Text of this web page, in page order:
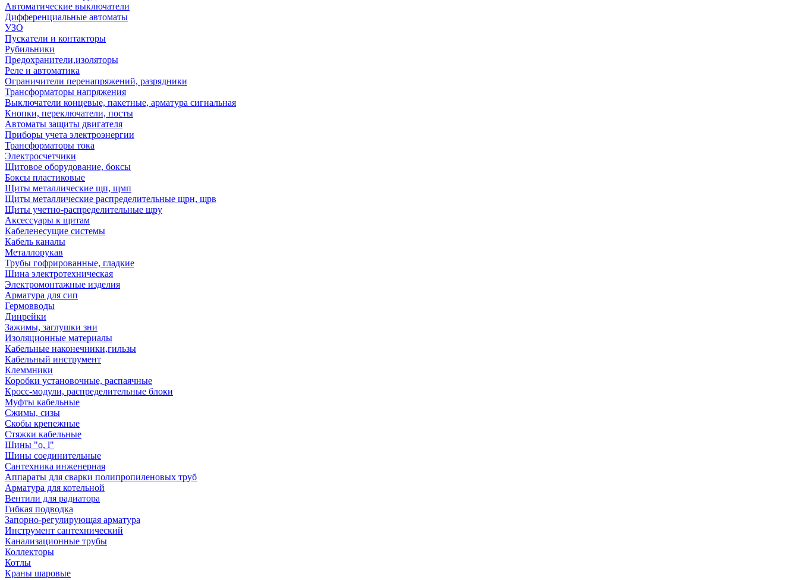
Автоматические выключатели
Дифференциальные автоматы
УЗО
Пускатели и контакторы
Рубильники
Предохранители,изоляторы
Реле и автоматика
Ограничители перенапряжений, разрядники
Трансформаторы напряжения
Выключатели концевые, пакетные, арматура сигнальная
Кнопки, переключатели, посты
Автоматы защиты двигателя
Приборы учета электроэнергии
Трансформаторы тока
Электросчетчики
Щитовое оборудование, боксы
Боксы пластиковые
Щиты металлические щп, щмп
Щиты металлические распределительные щрн, щрв
Щиты учетно-распределительные щру
Аксессуары к щитам
Кабеленесущие системы
Кабель каналы
Металлорукав
Трубы гофрированные, гладкие
Шина электротехническая
Электромонтажные изделия
Арматура для сип
Гермовводы
Динрейки
Зажимы, заглушки зни
Изоляционные материалы
Кабельные наконечники,гильзы
Кабельный инструмент
Клеммники
Коробки установочные, распаячные
Кросс-модули, распределительные блоки
Муфты кабельные
Сжимы, сизы
Скобы крепежные
Стяжки кабельные
Шины "o, l"
Шины соединительные
Сантехника инженерная
Аппараты для сварки полипропиленовых труб
Арматура для котельной
Вентили для радиатора
Гибкая подводка
Запорно-регулирующая арматура
Инструмент сантехнический
Канализационные трубы
Коллекторы
Котлы
Краны шаровые